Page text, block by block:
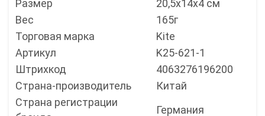
Размер
20,5х14х4 см
Вес
165г
Торговая марка
Kite
Артикул
K25-621-1
Штрихкод
4063276196200
Страна-производитель
Китай
Страна регистрации
Германия